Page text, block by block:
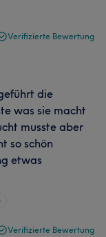
Verifizierte Bewertung
die
was sie macht
musste aber
so schön
etwas
Verifizierte Bewertung